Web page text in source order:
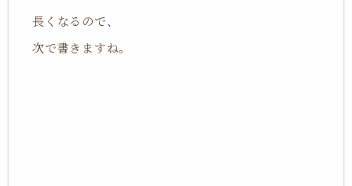
長くなるので、
次で書きますね。